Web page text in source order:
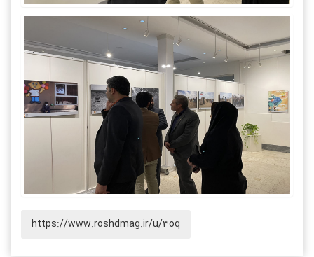
https://www.roshdmag.ir/u/3oq